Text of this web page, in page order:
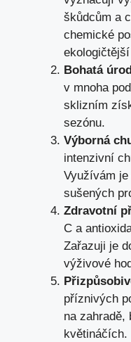
škůdcům a
chemické
Bohatá
v mnoha
sklizním
sezónu.
Výborná
intenzivní
Využívám
sušených
Zdravotní
C a
Zařazuji je
výživové
příznivých
na zahradě,
květináčích.